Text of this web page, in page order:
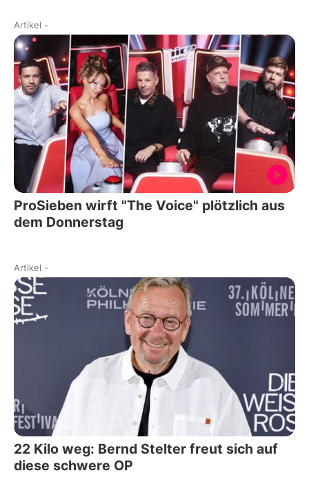
Artikel -
ProSieben wirft "The Voice" plötzlich aus
dem Donnerstag
Artikel -
22 Kilo weg: Bernd Stelter freut sich auf
diese schwere OP